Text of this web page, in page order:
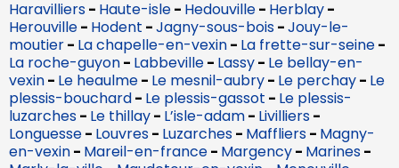
Haravilliers- Haute-isle- Hedouville- Herblay-
Herouville- Hodent -Jagny-sous-bois-Jouy-le-
moutier- La chapelle-en-vexin- La frette-sur-seine-
La roche-guyon- Labbeville- Lassy- Le bellay-en-
vexin- Le heaulme- Le mesnil-aubry- Le perchay- Le
plessis-bouchard- Le plessis-gassot - Le plessis-
luzarches- Le thillay- L’isle-adam- Livilliers-
Longuesse- Louvres- Luzarches- Maffliers- Magny-
en-vexin- Mareil-en-france- Margency- Marines-